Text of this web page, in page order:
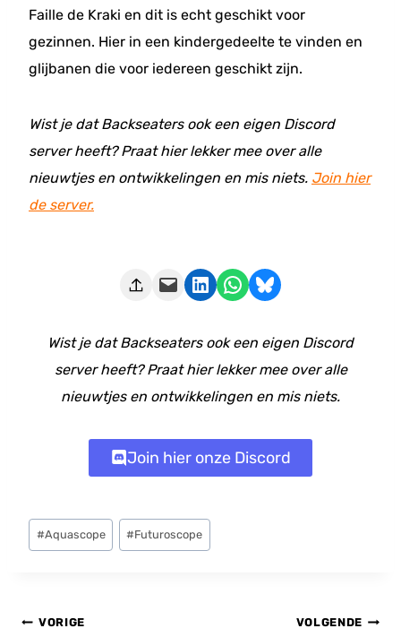
Faille de Kraki en dit is echt geschikt voor
gezinnen. Hier in een kindergedeelte te vinden en
glijbanen die voor iedereen geschikt zijn.
Wist je dat Backseaters ook een eigen Discord
server heeft? Praat hier lekker mee over alle
nieuwtjes en ontwikkelingen en mis niets. Join hier
de server.
Deze pagina e-mailen Delen op LinkedIn Delen via WhatsApp Share on Bluesky
Wist je dat Backseaters ook een eigen Discord
server heeft? Praat hier lekker mee over alle
nieuwtjes en ontwikkelingen en mis niets.
Join hier onze Discord
Bericht
tags:
#Aquascope #Futuroscope
Bericht
VORIGE VOLGENDE